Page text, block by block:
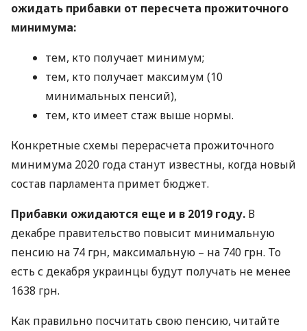
ожидать прибавки от пересчета прожиточного
минимума:
тем, кто получает минимум;
тем, кто получает максимум (10
минимальных пенсий),
тем, кто имеет стаж выше нормы.
Конкретные схемы перерасчета прожиточного
минимума 2020 года станут известны, когда новый
состав парламента примет бюджет.
Прибавки ожидаются еще и в 2019 году. В
декабре правительство повысит минимальную
пенсию на 74 грн, максимальную – на 740 грн. То
есть с декабря украинцы будут получать не менее
1638 грн.
Как правильно посчитать свою пенсию, читайте